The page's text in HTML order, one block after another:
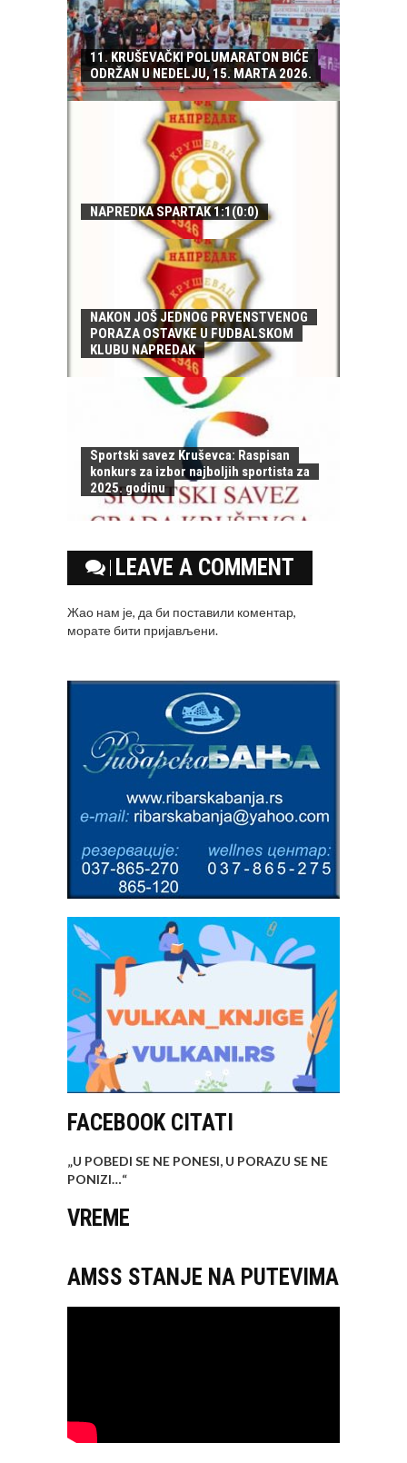
11. KRUŠEVAČKI POLUMARATON BIĆE
ODRŽAN U NEDELJU, 15. MARTA 2026.
NAPREDKA SPARTAK 1:1(0:0)
NAKON JOŠ JEDNOG PRVENSTVENOG
PORAZA OSTAVKE U FUDBALSKOM
KLUBU NAPREDAK
Sportski savez Kruševca: Raspisan
konkurs za izbor najboljih sportista za
2025. godinu
LEAVE A COMMENT
Жао нам је, да би поставили коментар,
моратебити пријављени.
FACEBOOK CITATI
„U POBEDI SE NE PONESI, U PORAZU SE NE
PONIZI…“
VREME
AMSS STANJE NA PUTEVIMA